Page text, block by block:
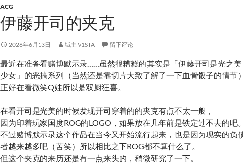
ACG
伊藤开司的夹克
2026年6月13日 域主 V1STA 留下评论
最近在准备看赌博默示录……虽然很糟糕的其实是「伊藤开司是光之美
少女」的恶搞系列（当然还是靠切片大致了解了一下血骨骰子的情节）
正好在看微笑Q娃所以是双厨狂喜。
在看开司是光美的时候发现开司穿着的的夹克有点不太一般，
因为印着玩家国度ROG的LOGO，如果放在几年前是铁定过不去的吧。
不过赌博默示录这个作品在当今又开始流行起来，也是因为现实的负
者越来越多吧（苦笑）所以相比之下ROG都不算什么了。
但这个夹克的来历还是有一点来头的，稍微研究了一下。